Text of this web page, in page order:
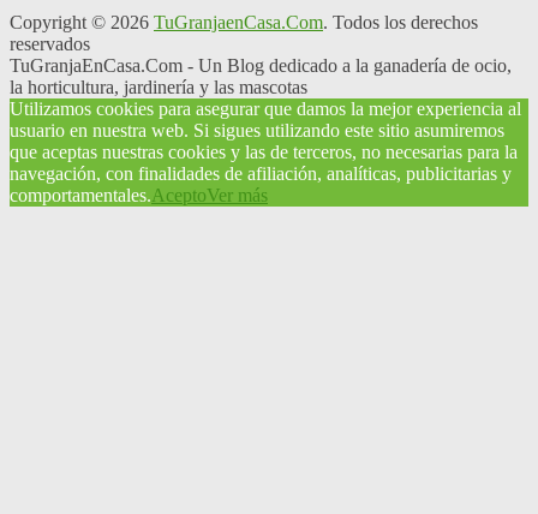
Copyright © 2026 TuGranjaenCasa.Com. Todos los derechos
reservados
TuGranjaEnCasa.Com - Un Blog dedicado a la ganadería de ocio,
la horticultura, jardinería y las mascotas
Utilizamos cookies para asegurar que damos la mejor experiencia al
usuario en nuestra web. Si sigues utilizando este sitio asumiremos
que aceptas nuestras cookies y las de terceros, no necesarias para la
navegación, con finalidades de afiliación, analíticas, publicitarias y
comportamentales.AceptoVer más